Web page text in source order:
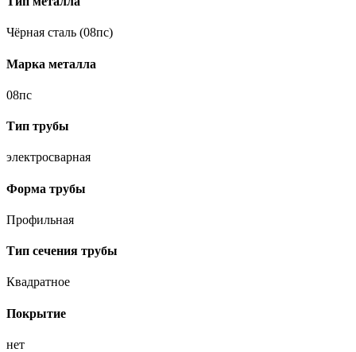
Чёрная сталь (08пс)
Марка металла
08пс
Тип трубы
электросварная
Форма трубы
Профильная
Тип сечения трубы
Квадратное
Покрытие
нет